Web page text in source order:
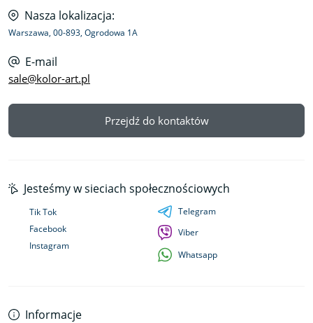
Nasza lokalizacja:
Warszawa, 00-893, Ogrodowa 1A
E-mail
sale@kolor-art.pl
Przejdź do kontaktów
Informacje
Jesteśmy w sieciach społecznościowych
Tik Tok
Facebook
Instagram
Telegram
Viber
Whatsapp